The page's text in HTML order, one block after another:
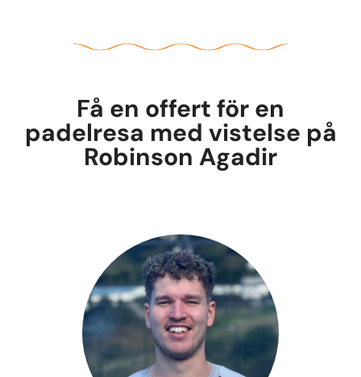
Få en offert för en
padelresa med vistelse på
Robinson Agadir